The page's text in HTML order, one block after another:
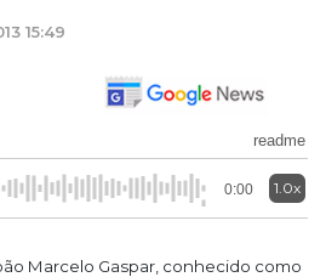
15:49
readme
0:00 1.0x
Marcelo Gaspar, conhecido como